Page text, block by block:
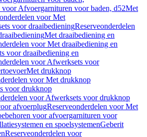
voor Afvoergarnituren voor baden, d52Met
voor Met
voor draaibedieningReserveonderdelen
Met draaibediening en
voor Met draaibediening en
voor draaibediening en
voor Afwerksets voor
Met drukknop
voor Met drukknop
voor drukknop
voor Afwerksets voor drukknop
afvoerplugReserveonderdelen voor Met
voor afvoergarnituren voor
en spoelsystemenGeberit
Reserveonderdelen voor